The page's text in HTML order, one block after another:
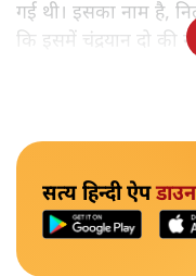
गई थी। इसका नाम है,
कि इसमें चंद्रयान दो की
सत्य हिन्दी ऐप